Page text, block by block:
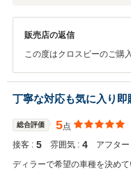
販売店の返信
この度はクロスビーのご購
れると思いますが、思う存
たらな と思います。ﾒﾝﾃﾅﾝｽ
丁寧な対応も気に入り即
総合評価 5点
接客 : 5 雰囲気 : 4 アフター
ディラーで希望の車種を決め